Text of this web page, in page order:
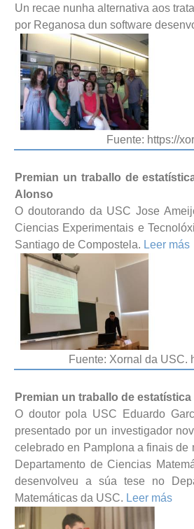
Un recae nunha alternativa aos
por Reganosa dun software
Fuente: https://
Premian un traballo de
Alonso
O doutorando da USC Jose
Ciencias Experimentais e
Santiago de Compostela. Leer más
Fuente: Xornal da USC.
Premian un traballo de
O doutor pola USC Eduardo
presentado por un investigador
celebrado en Pamplona a finais de
Departamento de Ciencias
desenvolveu a súa tese no
Matemáticas da USC. Leer más